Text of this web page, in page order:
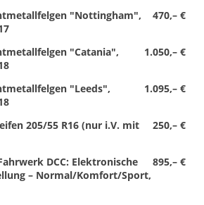
470,– €
"Nottingham",
1.050,– €
"Catania",
1.095,– €
"Leeds",
250,– €
205/55 R16 (nur i.V. mit
895,– €
DCC: Elektronische
– Normal/Komfort/Sport,